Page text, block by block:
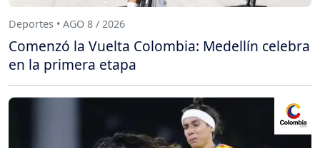
Deportes • AGO 8 / 2026
Comenzó la Vuelta Colombia: Medellín celebra
en la primera etapa